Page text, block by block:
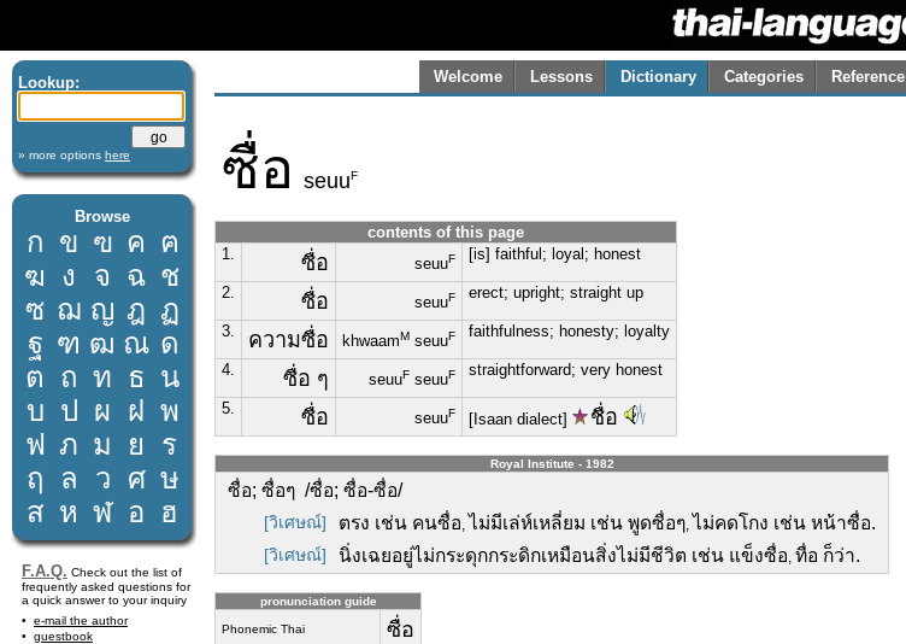
Lookup:
» more options here
Browse
ก ข ฃ ค ฅ
ฆ ง จ ฉ ช
ซ ฌ ญ ฎ ฏ
ฐ ฑ ฒ ณ ด
ต ถ ท ธ น
บ ป ผ ฝ พ
ฟ ภ ม ย
ร
ฤ
ล ว ศ ษ
ส ห ฬ อ ฮ
F.A.Q. Check out the list of
frequently asked questions for
a quick answer to your inquiry
e-mail the author
guestbook
Welcome Lessons Dictionary Categories Reference
ซื่อ seuuF
contents of this page
1.
ซื่อ seuuF [is] faithful; loyal; honest
2. ซื่อ seuuF erect; upright; straight up
3. ความซื่อ khwaamM seuuF faithfulness; honesty; loyalty
4. ซื่อ ๆ seuuF seuuF straightforward; very honest
5. ซื่อ seuuF [Isaan dialect] ชื่อ
Royal Institute - 1982
ซื่อ; ซื่อๆ /ซื่อ; ซื่อ-ซื่อ/
[วิเศษณ์] ตรง เช่น คนซื่อ, ไม่มีเล่ห์เหลี่ยม เช่น พูดซื่อๆ, ไม่คดโกง เช่น หน้าซื่อ.
[วิเศษณ์] นิ่งเฉยอยู่ไม่กระดุกกระดิกเหมือนสิ่งไม่มีชีวิต เช่น แข็งซื่อ, ทื่อ ก็ว่า.
pronunciation guide
Phonemic Thai ซื่อ